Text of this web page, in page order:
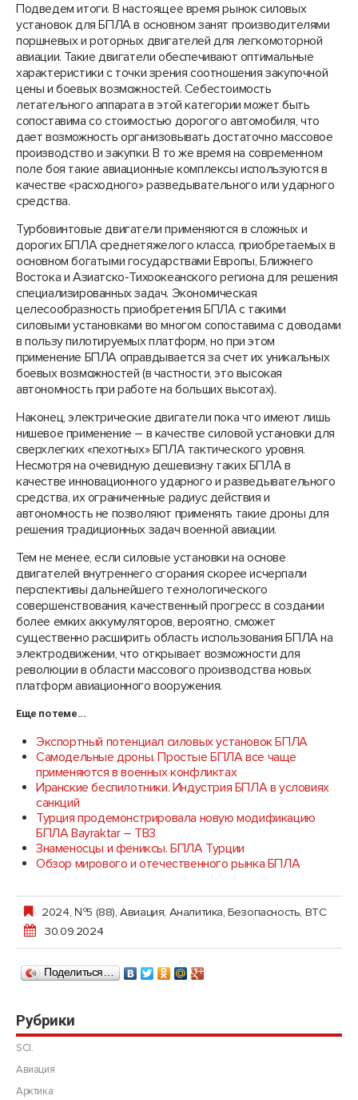
Подведем итоги. В настоящее время рынок силовых
установок для БПЛА в основном занят производителями
поршневых и роторных двигателей для легкомоторной
авиации. Такие двигатели обеспечивают оптимальные
характеристики с точки зрения соотношения закупочной
цены и боевых возможностей. Себестоимость
летательного аппарата в этой категории может быть
сопоставима со стоимостью дорогого автомобиля, что
дает возможность организовывать достаточно массовое
производство и закупки. В то же время на современном
поле боя такие авиационные комплексы используются в
качестве «расходного» разведывательного или ударного
средства.
Турбовинтовые двигатели применяются в сложных и
дорогих БПЛА среднетяжелого класса, приобретаемых в
основном богатыми государствами Европы, Ближнего
Востока и Азиатско-Тихоокеанского региона для решения
специализированных задач. Экономическая
целесообразность приобретения БПЛА с такими
силовыми установками во многом сопоставима с доводами
в пользу пилотируемых платформ, но при этом
применение БПЛА оправдывается за счет их уникальных
боевых возможностей (в частности, это высокая
автономность при работе на больших высотах).
Наконец, электрические двигатели пока что имеют лишь
нишевое применение – в качестве силовой установки для
сверхлегких «пехотных» БПЛА тактического уровня.
Несмотря на очевидную дешевизну таких БПЛА в
качестве инновационного ударного и разведывательного
средства, их ограниченные радиус действия и
автономность не позволяют применять такие дроны для
решения традиционных задач военной авиации.
Тем не менее, если силовые установки на основе
двигателей внутреннего сгорания скорее исчерпали
перспективы дальнейшего технологического
совершенствования, качественный прогресс в создании
более емких аккумуляторов, вероятно, сможет
существенно расширить область использования БПЛА на
электродвижении, что открывает возможности для
революции в области массового производства новых
платформ авиационного вооружения.
Еще по теме...
Экспортный потенциал силовых установок БПЛА
Самодельные дроны. Простые БПЛА все чаще
применяются в военных конфликтах
Иранские беспилотники. Индустрия БПЛА в условиях
санкций
Турция продемонстрировала новую модификацию
БПЛА Bayraktar – TB3
Знаменосцы и фениксы. БПЛА Турции
Обзор мирового и отечественного рынка БПЛА
2024, №5 (88),Авиация, Аналитика,Безопасность, ВТС
30.09.2024
Поделиться…
Рубрики
SCI.
Авиация
Арктика